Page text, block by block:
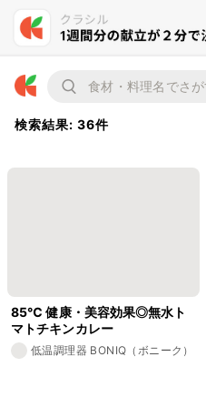
検索結果: 36件
85℃ 健康・美容効果◎無水ト
マトチキンカレー
低温調理器 BONIQ（ボニーク）